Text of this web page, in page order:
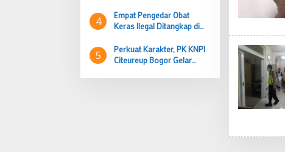
Terpasang
4
Empat Pengedar Obat
Keras Ilegal Ditangkap di
5
Perkuat Karakter, PK KNPI
Citeureup Bogor Gelar